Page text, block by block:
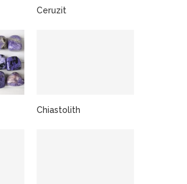
Ceruzit
Chiastolith